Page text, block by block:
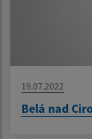
19.07.2022
Belá nad